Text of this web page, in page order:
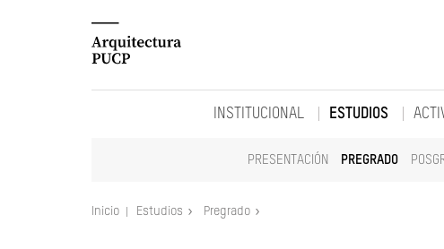
INSTITUCIONAL ESTUDIOS
PRESENTACIÓN PREGRADO
Inicio Estudios Pregrado